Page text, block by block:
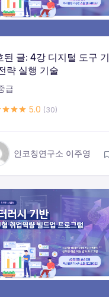
된 글: 4강 디지털 도구 기
략 실행 기술
급
5.0 (30)
인코칭연구소 이주영